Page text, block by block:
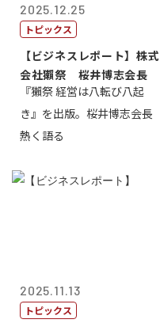
2025.12.25
トピックス
【ビジネスレポート】株式
会社獺祭 桜井博志会長
『獺祭 経営は八転び八起
き』を出版。桜井博志会長
熱く語る
2025.11.13
トピックス